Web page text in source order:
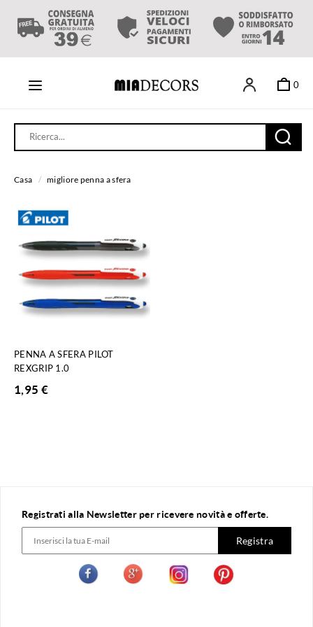
0
Casa / migliore penna a sfera
PENNA A SFERA PILOT
REXGRIP 1.0
1,95 €
Registrati alla Newsletter per ricevere novità e offerte.
Registra